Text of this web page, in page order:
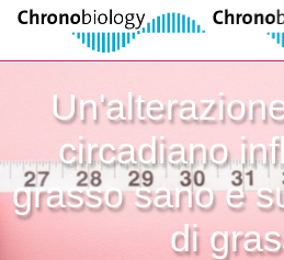
circadiano
grasso sano e
di